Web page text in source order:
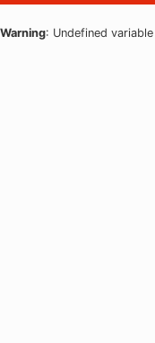
Warning: Undefined